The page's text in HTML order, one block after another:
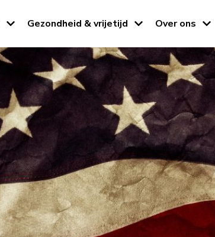
Gezondheid & vrijetijd Over ons